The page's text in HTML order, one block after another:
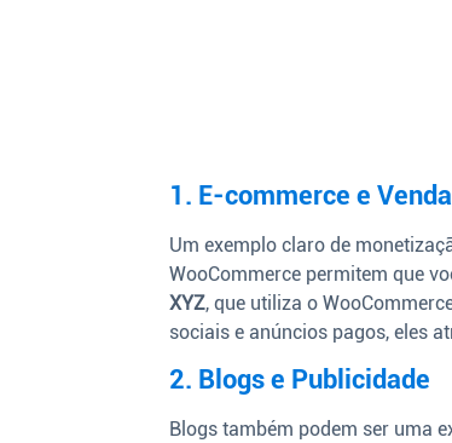
1. E-commerce e
Um exemplo claro de
WooCommerce permitem que
XYZ, que utiliza o
sociais e anúncios pagos, eles
2. Blogs e Publicidade
Blogs também podem ser uma